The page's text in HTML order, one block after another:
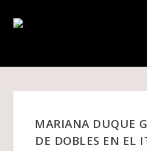
MARIANA DUQUE
DE DOBLES EN EL